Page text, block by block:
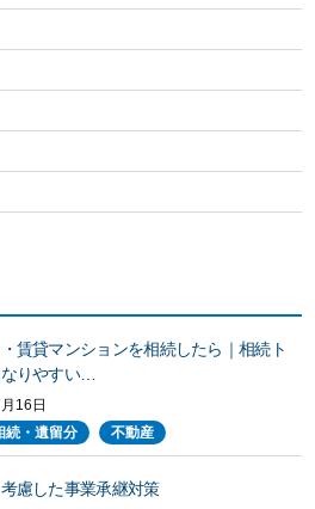
賃貸マンションを相続したら｜相続ト
りやすい…
16日
続・遺留分
不動産
慮した事業承継対策